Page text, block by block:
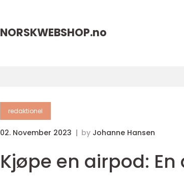
NORSKWEBSHOP.no
redaktionel
02. November 2023 by Johanne Hansen
Kjøpe en airpod: